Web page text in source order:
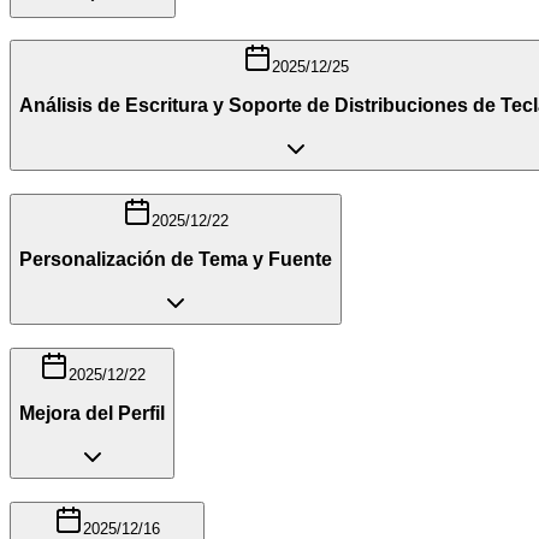
2025/12/25
Análisis de Escritura y Soporte de Distribuciones de
2025/12/22
Personalización de Tema y Fuente
2025/12/22
Mejora del Perfil
2025/12/16